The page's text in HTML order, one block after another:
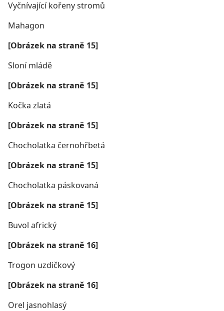
Vyčnívající kořeny stromů
Mahagon
[Obrázek na straně 15]
Sloní mládě
[Obrázek na straně 15]
Kočka zlatá
[Obrázek na straně 15]
Chocholatka černohřbetá
[Obrázek na straně 15]
Chocholatka páskovaná
[Obrázek na straně 15]
Buvol africký
[Obrázek na straně 16]
Trogon uzdičkový
[Obrázek na straně 16]
Orel jasnohlasý